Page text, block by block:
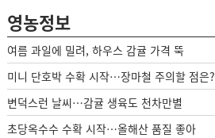
영농정보
여름 과일에 밀려, 하우스 감귤 가격 뚝
미니 단호박 수확 시작…장마철 주의할 점은?
변덕스런 날씨…감귤 생육도 천차만별
초당옥수수 수확 시작…올해산 품질 좋아